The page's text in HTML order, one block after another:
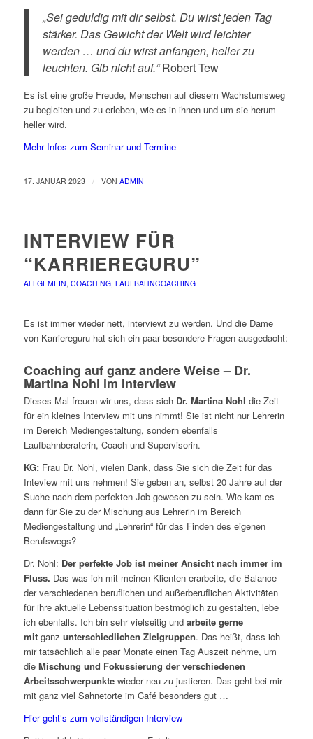
„Sei geduldig mit dir selbst. Du wirst jeden Tag
stärker. Das Gewicht der Welt wird leichter
werden … und du wirst anfangen, heller zu
leuchten. Gib nicht auf.“Robert Tew
Es ist eine große Freude, Menschen auf diesem Wachstumsweg
zu begleiten und zu erleben, wie es in ihnen und um sie herum
heller wird.
Mehr Infos zum Seminar und Termine
17. JANUAR 2023 / VON ADMIN
INTERVIEW FÜR
“KARRIEREGURU”
ALLGEMEIN COACHING, LAUFBAHNCOACHING
Es ist immer wieder nett, interviewt zu werden. Und die Dame
von Karriereguru hat sich ein paar besondere Fragen ausgedacht:
Coaching auf ganz andere Weise – Dr.
Martina Nohl im Interview
Dieses Mal freuen wir uns, dass sich Dr. Martina Nohl die Zeit
für ein kleines Interview mit uns nimmt! Sie ist nicht nur Lehrerin
im Bereich Mediengestaltung, sondern ebenfalls
Laufbahnberaterin, Coach und Supervisorin.
KG: Frau Dr. Nohl, vielen Dank, dass Sie sich die Zeit für das
Inteview mit uns nehmen! Sie geben an, selbst 20 Jahre auf der
Suche nach dem perfekten Job gewesen zu sein. Wie kam es
dann für Sie zu der Mischung aus Lehrerin im Bereich
Mediengestaltung und „Lehrerin“ für das Finden des eigenen
Berufswegs?
Dr. Nohl: Der perfekte Job ist meiner Ansicht nach immer im
Fluss. Das was ich mit meinen Klienten erarbeite, die Balance
der verschiedenen beruflichen und außerberuflichen Aktivitäten
für ihre aktuelle Lebenssituation bestmöglich zu gestalten, lebe
ich ebenfalls. Ich bin sehr vielseitig und arbeite gerne
mitganz unterschiedlichen Zielgruppen. Das heißt, dass ich
mir tatsächlich alle paar Monate einen Tag Auszeit nehme, um
die Mischung und Fokussierung der verschiedenen
Arbeitsschwerpunktewieder neu zu justieren. Das geht bei mir
mit ganz viel Sahnetorte im Café besonders gut …
Hier geht’s zum vollständigen Interview